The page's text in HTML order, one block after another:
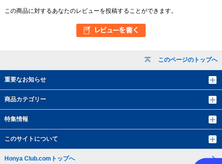
このページのトップへ
重要なお知らせ
商品カテゴリー
特集情報
このサイトについて
この商品に対するあなたのレビューを投稿することができます。
Honya Club.comトップへ